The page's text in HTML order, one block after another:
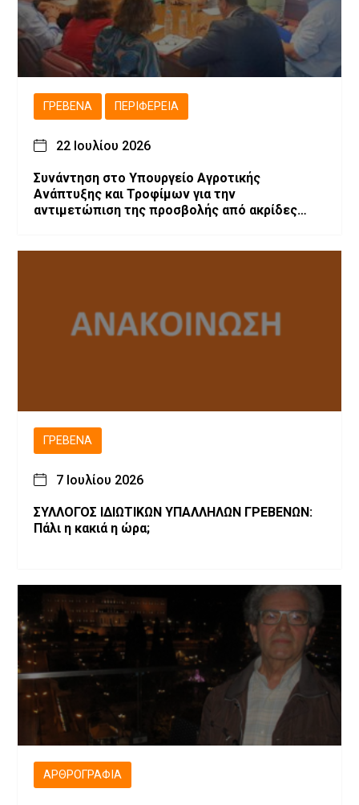
ΓΡΕΒΕΝΆ ΠΕΡΙΦΈΡΕΙΑ
22 Ιουλίου 2026
Συνάντηση στο Υπουργείο Αγροτικής
Ανάπτυξης και Τροφίμων για την
αντιμετώπιση της προσβολής από ακρίδες
ΓΡΕΒΕΝΆ
7 Ιουλίου 2026
ΣΥΛΛΟΓΟΣ ΙΔΙΩΤΙΚΩΝ ΥΠΑΛΛΗΛΩΝ ΓΡΕΒΕΝΩΝ:
Πάλι η κακιά η ώρα;
ΑΡΘΡΟΓΡΑΦΊΑ